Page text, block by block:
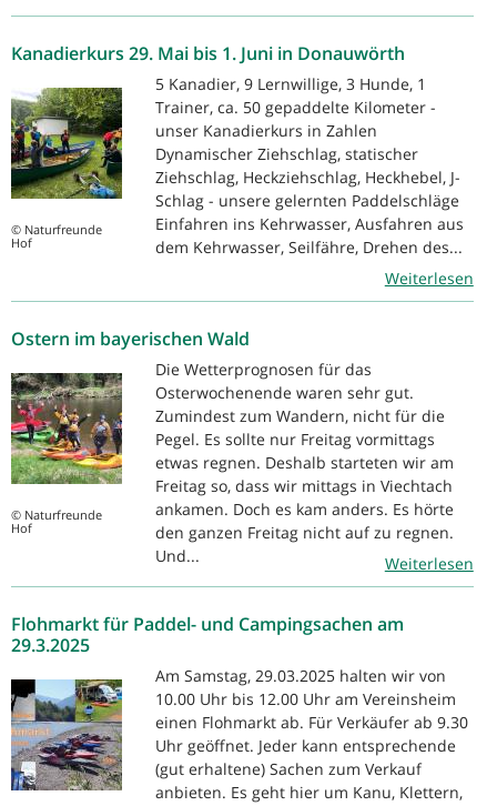
Kanadierkurs 29. Mai bis 1. Juni in Donauwörth
© Naturfreunde
Hof
5 Kanadier, 9 Lernwillige, 3 Hunde, 1
Trainer, ca. 50 gepaddelte Kilometer -
unser Kanadierkurs in Zahlen
Dynamischer Ziehschlag, statischer
Ziehschlag, Heckziehschlag, Heckhebel, J-
Schlag - unsere gelernten Paddelschläge
Einfahren ins Kehrwasser, Ausfahren aus
dem Kehrwasser, Seilfähre, Drehen des...
Weiterlesen
Ostern im bayerischen Wald
© Naturfreunde
Hof
Die Wetterprognosen für das
Osterwochenende waren sehr gut.
Zumindest zum Wandern, nicht für die
Pegel. Es sollte nur Freitag vormittags
etwas regnen. Deshalb starteten wir am
Freitag so, dass wir mittags in Viechtach
ankamen. Doch es kam anders. Es hörte
den ganzen Freitag nicht auf zu regnen.
Und...
Weiterlesen
Flohmarkt für Paddel- und Campingsachen am
29.3.2025
Am Samstag, 29.03.2025 halten wir von
10.00 Uhr bis 12.00 Uhr am Vereinsheim
einen Flohmarkt ab. Für Verkäufer ab 9.30
Uhr geöffnet. Jeder kann entsprechende
(gut erhaltene) Sachen zum Verkauf
anbieten. Es geht hier um Kanu, Klettern,